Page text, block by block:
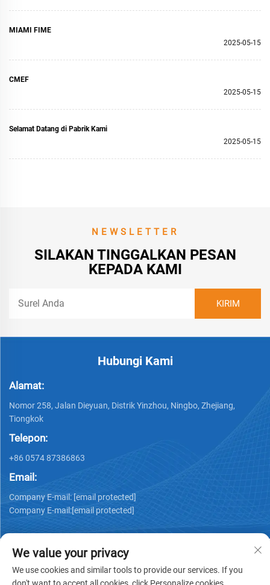
MIAMI FIME
2025-05-15
CMEF
2025-05-15
Selamat Datang di Pabrik Kami
2025-05-15
NEWSLETTER
SILAKAN TINGGALKAN PESAN
KEPADA KAMI
Hubungi Kami
Alamat:
Nomor 258, Jalan Dieyuan, Distrik Yinzhou, Ningbo, Zhejiang,
Tiongkok
Telepon:
+86 0574 87386863
Email:
Company E-mail: [email protected]
Company E-mail:[email protected]
We value your privacy
We use cookies and similar tools to provide our services. If you